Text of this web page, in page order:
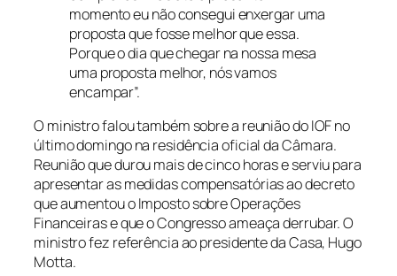
momento eu não consegui enxergar uma
proposta que fosse melhor que essa.
Porque o dia que chegar na nossa mesa
uma proposta melhor, nós vamos
encampar”.
O ministro falou também sobre a reunião do IOF no
último domingo na residência oficial da Câmara.
Reunião que durou mais de cinco horas e serviu para
apresentar as medidas compensatórias ao decreto
que aumentou o Imposto sobre Operações
Financeiras e que o Congresso ameaça derrubar. O
ministro fez referência ao presidente da Casa, Hugo
Motta.